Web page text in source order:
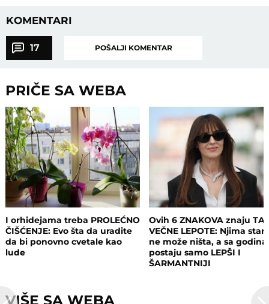
KOMENTARI
17 POŠALJI KOMENTAR
PRIČE SA WEBA
I orhidejama treba PROLEĆNO
ČIŠĆENJE: Evo šta da uradite
da bi ponovno cvetale kao
lude
Ovih 6 ZNAKOVA znaju
VEČNE LEPOTE: Njima
ne može ništa, a sa
postaju samo LEPŠI I
ŠARMANTNIJI
VIŠE SA WEBA